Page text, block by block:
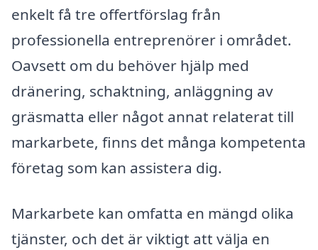
enkelt få tre offertförslag från
professionella entreprenörer i området.
Oavsett om du behöver hjälp med
dränering, schaktning, anläggning av
gräsmatta eller något annat relaterat till
markarbete, finns det många kompetenta
företag som kan assistera dig.
Markarbete kan omfatta en mängd olika
tjänster, och det är viktigt att välja en